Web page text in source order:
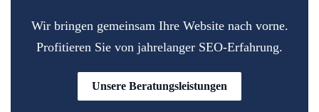
Wir bringen gemeinsam Ihre Website nach vorne.
Profitieren Sie von jahrelanger SEO-Erfahrung.
Unsere Beratungsleistungen